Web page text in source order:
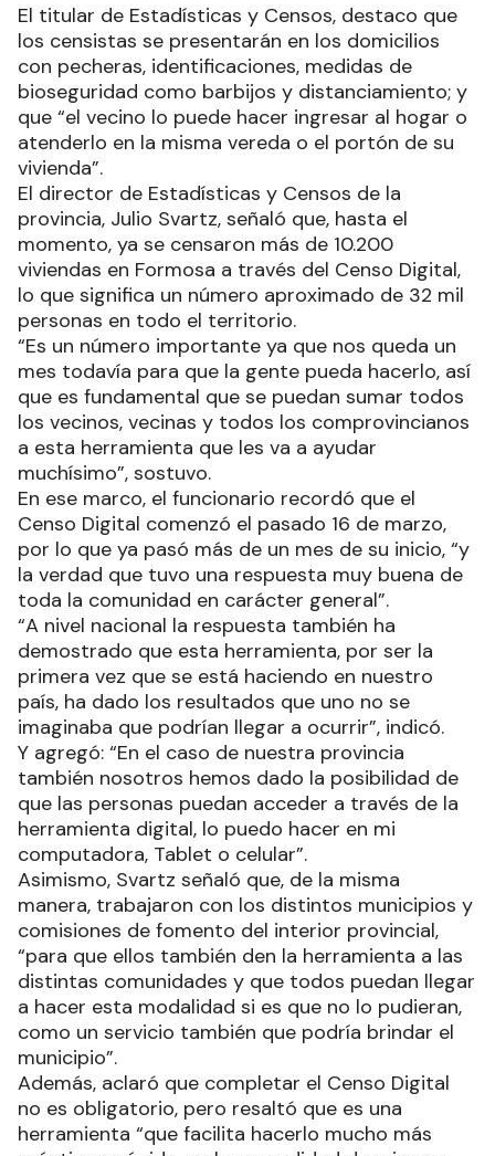
El titular de Estadísticas y Censos, destaco que
los censistas se presentarán en los domicilios
con pecheras, identificaciones, medidas de
bioseguridad como barbijos y distanciamiento; y
que “el vecino lo puede hacer ingresar al hogar o
atenderlo en la misma vereda o el portón de su
vivienda”.
El director de Estadísticas y Censos de la
provincia, Julio Svartz, señaló que, hasta el
momento, ya se censaron más de 10.200
viviendas en Formosa a través del Censo Digital,
lo que significa un número aproximado de 32 mil
personas en todo el territorio.
“Es un número importante ya que nos queda un
mes todavía para que la gente pueda hacerlo, así
que es fundamental que se puedan sumar todos
los vecinos, vecinas y todos los comprovincianos
a esta herramienta que les va a ayudar
muchísimo”, sostuvo.
En ese marco, el funcionario recordó que el
Censo Digital comenzó el pasado 16 de marzo,
por lo que ya pasó más de un mes de su inicio, “y
la verdad que tuvo una respuesta muy buena de
toda la comunidad en carácter general”.
“A nivel nacional la respuesta también ha
demostrado que esta herramienta, por ser la
primera vez que se está haciendo en nuestro
país, ha dado los resultados que uno no se
imaginaba que podrían llegar a ocurrir”, indicó.
Y agregó: “En el caso de nuestra provincia
también nosotros hemos dado la posibilidad de
que las personas puedan acceder a través de la
herramienta digital, lo puedo hacer en mi
computadora, Tablet o celular”.
Asimismo, Svartz señaló que, de la misma
manera, trabajaron con los distintos municipios y
comisiones de fomento del interior provincial,
“para que ellos también den la herramienta a las
distintas comunidades y que todos puedan llegar
a hacer esta modalidad si es que no lo pudieran,
como un servicio también que podría brindar el
municipio”.
Además, aclaró que completar el Censo Digital
no es obligatorio, pero resaltó que es una
herramienta “que facilita hacerlo mucho más